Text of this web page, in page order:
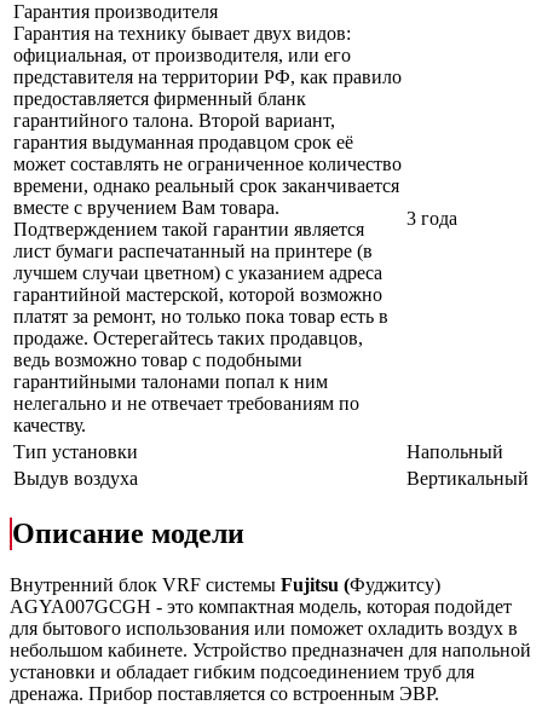
Гарантия производителя
Гарантия на технику бывает двух видов:
официальная, от производителя, или его
представителя на территории РФ, как правило
предоставляется фирменный бланк
гарантийного талона. Второй вариант,
гарантия выдуманная продавцом срок её
может составлять не ограниченное количество
времени, однако реальный срок заканчивается
вместе с вручением Вам товара.
Подтверждением такой гарантии является
лист бумаги распечатанный на принтере (в
лучшем случаи цветном) с указанием адреса
гарантийной мастерской, которой возможно
платят за ремонт, но только пока товар есть в
продаже. Остерегайтесь таких продавцов,
ведь возможно товар с подобными
гарантийными талонами попал к ним
нелегально и не отвечает требованиям по
качеству.
3 года
Тип установки
Напольный
Выдув воздуха
Вертикальный
Описание модели
Внутренний блок VRF системы Fujitsu (Фуджитсу)
AGYA007GCGH - это компактная модель, которая подойдет
для бытового использования или поможет охладить воздух в
небольшом кабинете. Устройство предназначен для напольной
установки и обладает гибким подсоединением труб для
дренажа. Прибор поставляется со встроенным ЭВР.